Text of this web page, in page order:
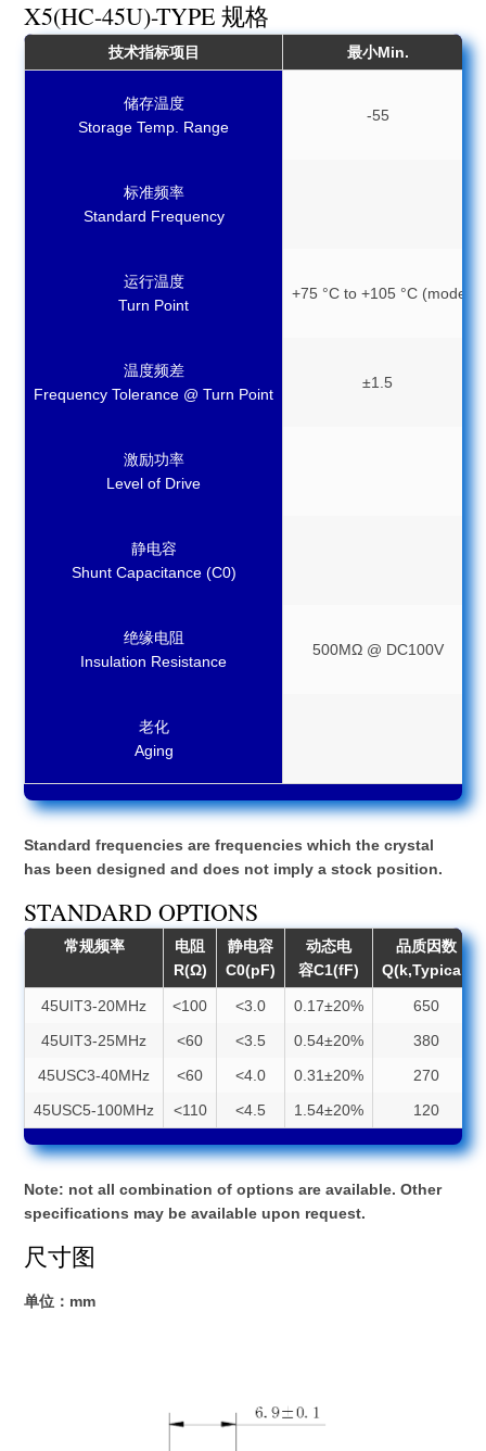
X5(HC-45U)-TYPE 规格
技术指标项目 最小Min.
储存温度
Storage Temp. Range
-55
标准频率
Standard Frequency
运行温度
Turn Point
+75 °C to +105 °C (mode,
温度频差
Frequency Tolerance @ Turn Point
±1.5
激励功率
Level of Drive
静电容
Shunt Capacitance (C0)
绝缘电阻
Insulation Resistance
500MΩ @ DC100V
老化
Aging
Standard frequencies are frequencies which the crystal
has been designed and does not imply a stock position.
STANDARD OPTIONS
常规频率
电阻
R(Ω)
静电容
C0(pF)
动态电
容C1(fF)
品质因数
Q(k,Typical)
45UIT3-20MHz <100 <3.0 0.17±20%
650
45UIT3-25MHz
<60 <3.5 0.54±20%
380
45USC3-40MHz
<60 <4.0 0.31±20%
270
45USC5-100MHz
<110 <4.5 1.54±20% 120
Note: not all combination of options are available. Other
specifications may be available upon request.
尺寸图
单位：mm